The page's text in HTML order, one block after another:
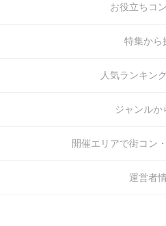
お役立ちコ
特集から
人気ランキン
ジャンルか
開催エリアで街コン
運営者